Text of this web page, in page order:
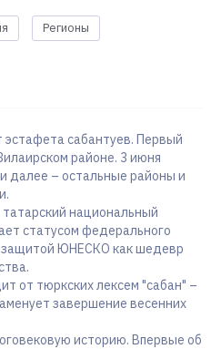
Регионы
эстафета сабантуев. Первый
районе. 3 июня
далее – остальные районы и
национальный
статусом федерального
защитой ЮНЕСКО как шедевр
от тюркских лексем "сабан" –
завершение весенних
историю. Впервые об